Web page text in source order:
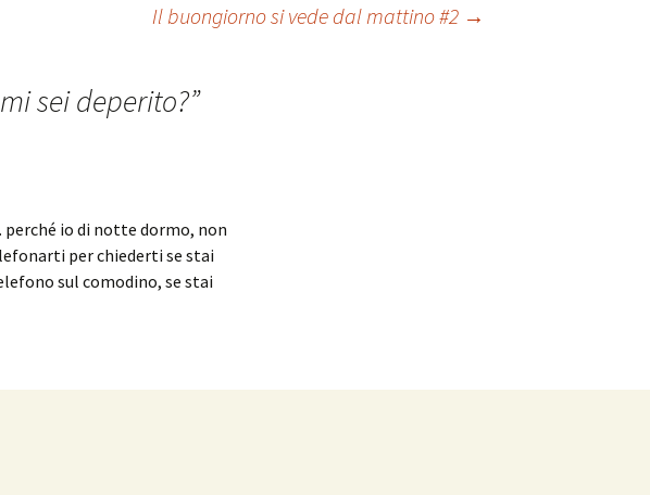
Il buongiorno si vede dal mattino #2 →
sei deperito?”
io di notte dormo, non
per chiederti se stai
sul comodino, se stai